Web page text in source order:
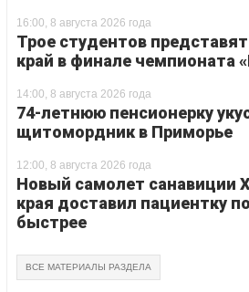
16:00, 8 августа 2026 года
Трое студентов
край в финале чемпионата
14:00, 8 августа 2026 года
74-летнюю пенсионерку
щитомордник в Приморье
12:00, 8 августа 2026 года
Новый самолет санавиции
края доставил пациентку
быстрее
ВСЕ МАТЕРИАЛЫ РАЗДЕЛА